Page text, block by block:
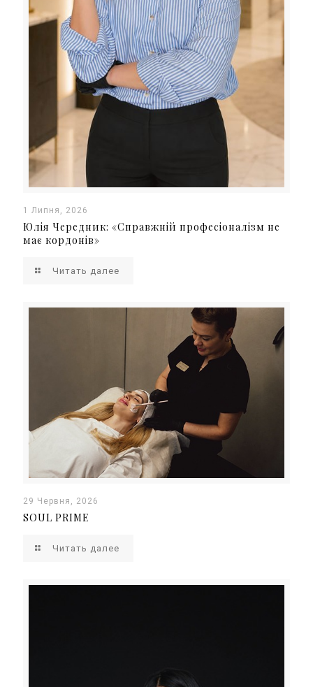
1 Липня, 2026
Юлія Чередник: «Справжній професіоналізм не
має кордонів»
Читать далее
29 Червня, 2026
SOUL PRIME
Читать далее